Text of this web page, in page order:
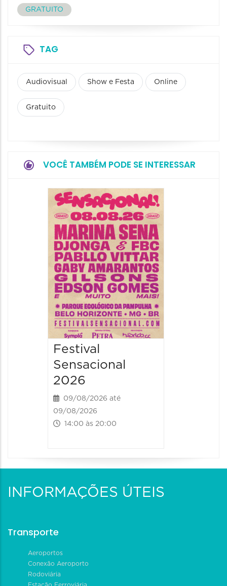
GRATUITO
TAG
Audiovisual Show e Festa Online
Gratuito
VOCÊ TAMBÉM PODE SE INTERESSAR
Festival
Sensacional
2026
09/08/2026 até
09/08/2026
14:00 às 20:00
INFORMAÇÕES ÚTEIS
Transporte
Aeroportos
Conexão Aeroporto
Rodoviária